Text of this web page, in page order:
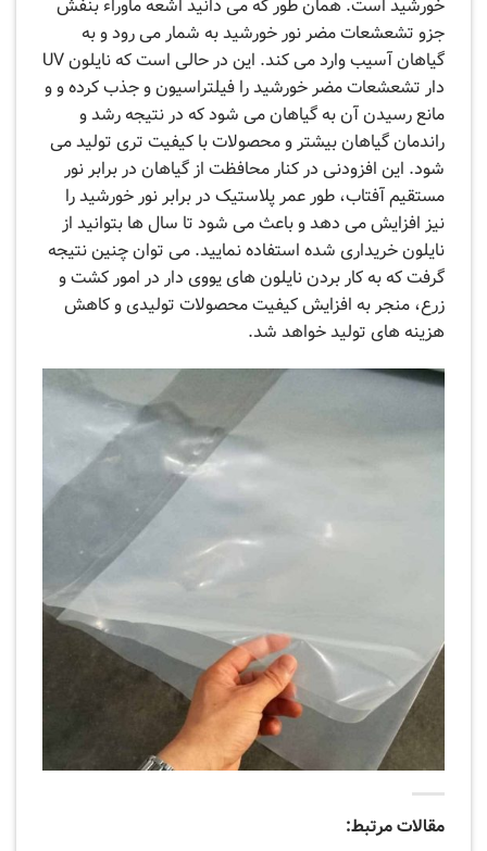
خورشید است. همان طور که می دانید اشعه ماوراء بنفش
جزو تشعشعات مضر نور خورشید به شمار می رود و به
گیاهان آسیب وارد می‌ کند. این در حالی است که نایلون UV
دار تشعشعات مضر خورشید را فیلتراسیون و جذب کرده و و
مانع رسیدن آن به گیاهان می شود که در نتیجه رشد و
راندمان گیاهان بیشتر و محصولات با کیفیت تری تولید می
شود. این افزودنی در کنار محافظت از گیاهان در برابر نور
مستقیم آفتاب، طور عمر پلاستیک در برابر نور خورشید را
نیز افزایش می‌ دهد و باعث می شود تا سال ها بتوانید از
نایلون خریداری شده استفاده نمایید. می توان چنین نتیجه
گرفت که به کار بردن نایلون های یووی دار در امور کشت و
زرع، منجر به افزایش کیفیت محصولات تولیدی و کاهش
هزینه های تولید خواهد شد.
مقالات مرتبط: